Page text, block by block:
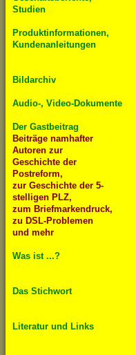
Studien
Produktinformationen,
Kundenanleitungen
Bildarchiv
Audio-, Video-Dokumente
Der Gastbeitrag
Beiträge namhafter
Autoren zur
Geschichte der
Postreform,
zur Geschichte der 5-
stelligen PLZ,
zum Briefmarkendruck,
zu DSL-Problemen
und mehr
Was ist ...?
Das Stichwort
Literatur und Links